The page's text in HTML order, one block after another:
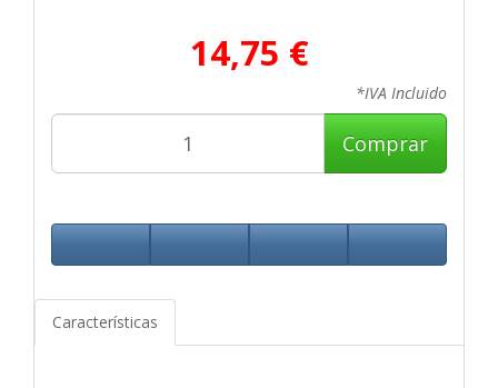
14,75 €
*IVA Incluido
Comprar
Características